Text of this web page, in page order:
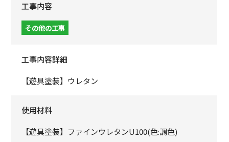
工事内容
その他の工事
工事内容詳細
【遊具塗装】ウレタン
使用材料
【遊具塗装】ファインウレタンU100(色:調色)